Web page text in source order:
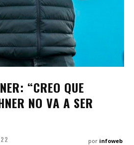
“CREO QUE
NO VA A SER
por infoweb